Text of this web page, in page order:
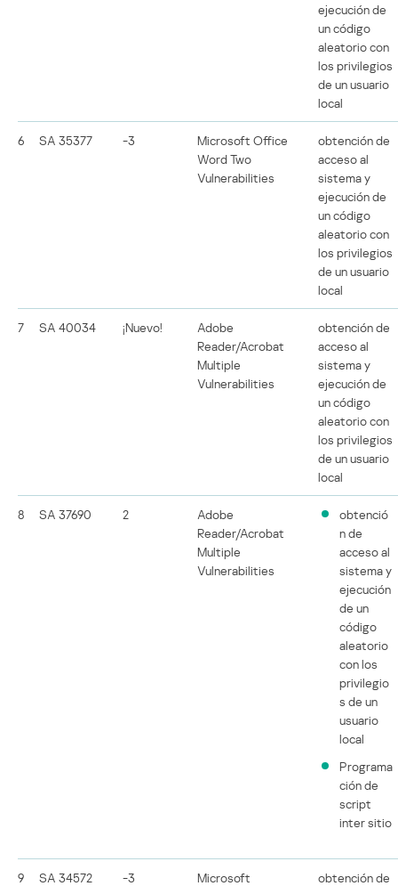
ejecución de
un código
aleatorio con
los privilegios
de un usuario
local
6 SA 35377 -3
Microsoft Office
Word Two
Vulnerabilities
obtención de
acceso al
sistema y
ejecución de
un código
aleatorio con
los privilegios
de un usuario
local
7 SA 40034 ¡Nuevo!
Adobe
Reader/Acrobat
Multiple
Vulnerabilities
obtención de
acceso al
sistema y
ejecución de
un código
aleatorio con
los privilegios
de un usuario
local
8 SA 37690 2
Adobe
Reader/Acrobat
Multiple
Vulnerabilities
obtenció
n de
acceso al
sistema y
ejecución
de un
código
aleatorio
con los
privilegio
s de un
usuario
local
Programa
ción de
script
inter sitio
9 SA 34572 -3
Microsoft
obtención de